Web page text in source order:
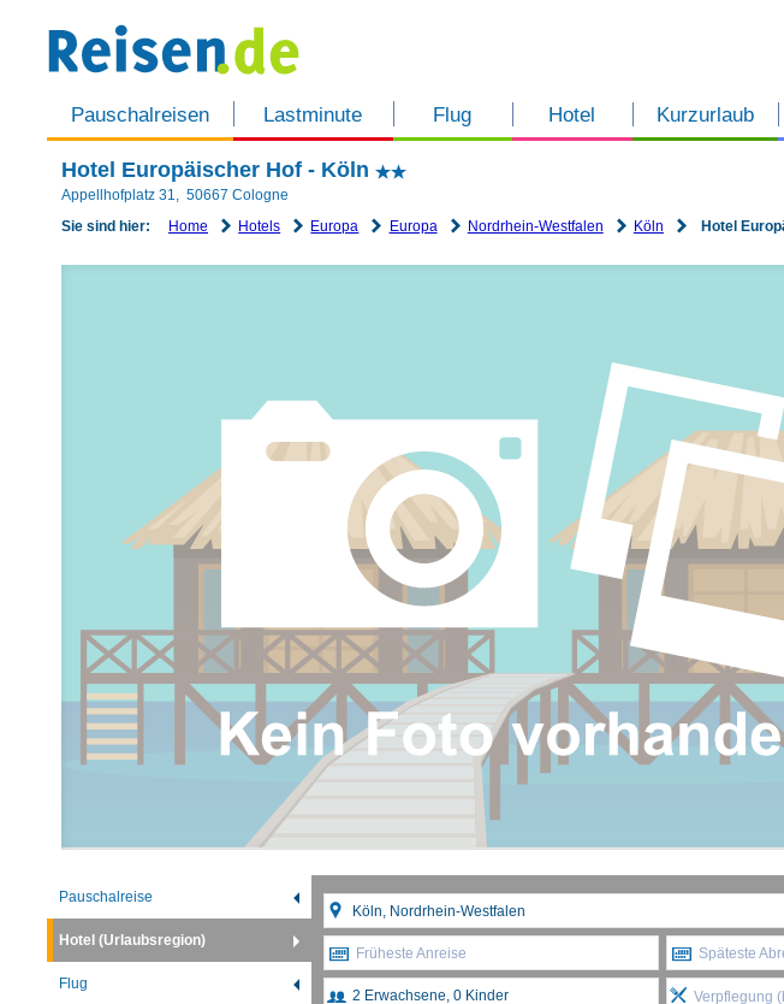
Pauschalreisen Lastminute Flug Hotel Kurzurlaub
Hotel Europäischer Hof - Köln
Appellhofplatz 31, 50667 Cologne
Sie sind hier:
Home Hotels Europa Europa Nordrhein-Westfalen Köln Hotel
Pauschalreise
Hotel (Urlaubsregion)
Flug
Früheste Anreise Späteste
Verpflegung